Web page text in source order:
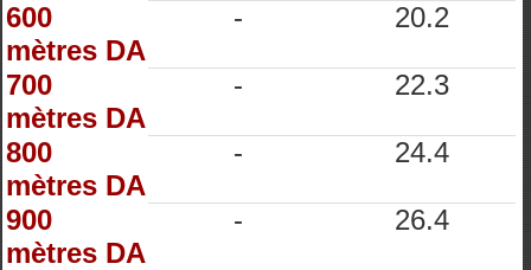
600
mètres DA
- 20.2
700
mètres DA
- 22.3
800
mètres DA
- 24.4
900
mètres DA
- 26.4